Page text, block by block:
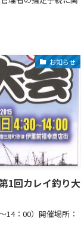
お知らせ
1回カレイ釣り大
14：00）開催場所：